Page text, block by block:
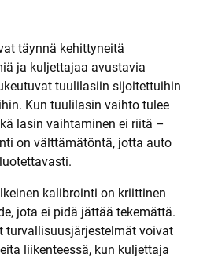
täynnä kehittyneitä
ja kuljettajaa avustavia
tuulilasiin sijoitettuihin
Kun tuulilasin vaihto tulee
lasin vaihtaminen ei riitä –
on välttämätöntä, jotta auto
kalibrointi on kriittinen
jota ei pidä jättää tekemättä.
turvallisuusjärjestelmät voivat
liikenteessä, kun kuljettaja